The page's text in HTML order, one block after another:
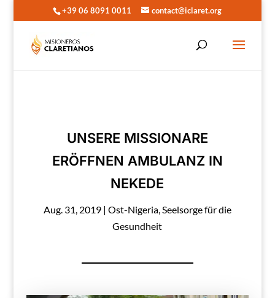
+39 06 8091 0011 contact@iclaret.org
UNSERE MISSIONARE
ERÖFFNEN AMBULANZ IN
NEKEDE
Aug. 31, 2019| Ost-Nigeria,Seelsorge für die
Gesundheit